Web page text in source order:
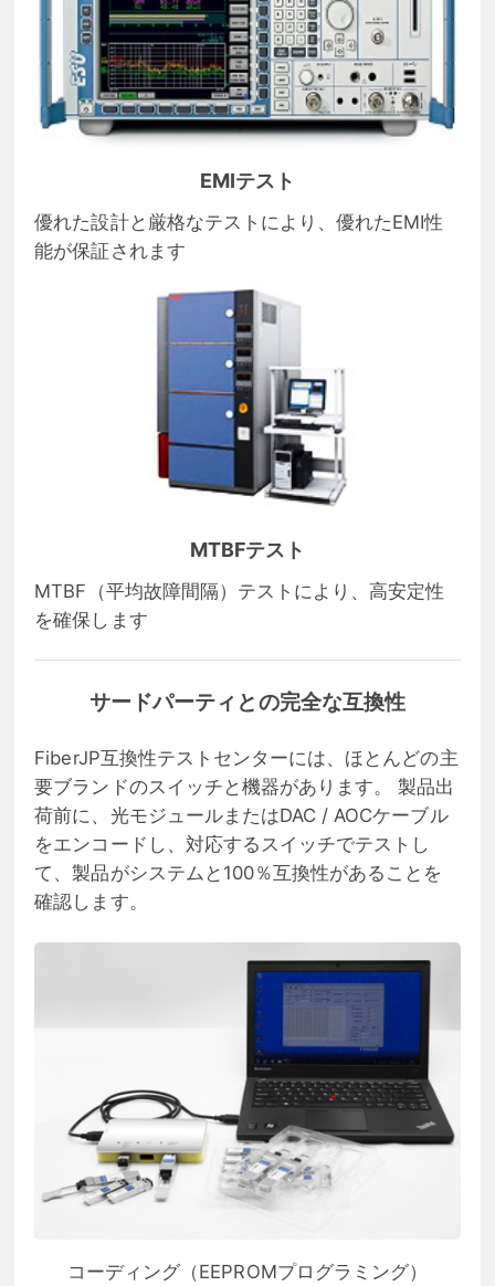
EMIテスト
優れた設計と厳格なテストにより、優れたEMI性
能が保証されます
MTBFテスト
MTBF（平均故障間隔）テストにより、高安定性
を確保します
サードパーティとの完全な互換性
FiberJP互換性テストセンターには、ほとんどの主
要ブランドのスイッチと機器があります。 製品出
荷前に、光モジュールまたはDAC / AOCケーブル
をエンコードし、対応するスイッチでテストし
て、製品がシステムと100％互換性があることを
確認します。
コーディング（EEPROMプログラミング）